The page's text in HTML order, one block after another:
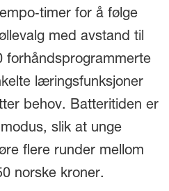
for å følge
med avstand til
forhåndsprogrammerte
læringsfunksjoner
behov. Batteritiden er
slik at unge
flere runder mellom
norske kroner.